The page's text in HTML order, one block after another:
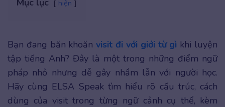
Mục lục hiện
Bạn đang băn khoănvisit đi với giới từ gì khi luyện
tập tiếng Anh? Đây là một trong những điểm ngữ
pháp nhỏ nhưng dễ gây nhầm lẫn với người học.
Hãy cùng ELSA Speak tìm hiểu rõ cấu trúc, cách
dùng của visit trong từng ngữ cảnh cụ thể, kèm